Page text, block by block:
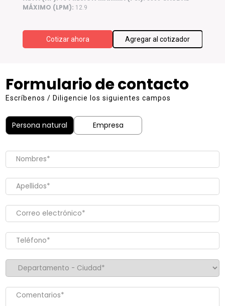
MÁXIMO (LPM): 12.9
Cotizar ahora Agregar al cotizador
Formulario de contacto
Escríbenos / Diligencie los siguientes campos
Persona natural Empresa